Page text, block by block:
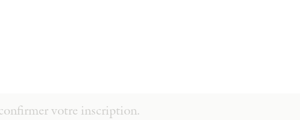
votre inscription.